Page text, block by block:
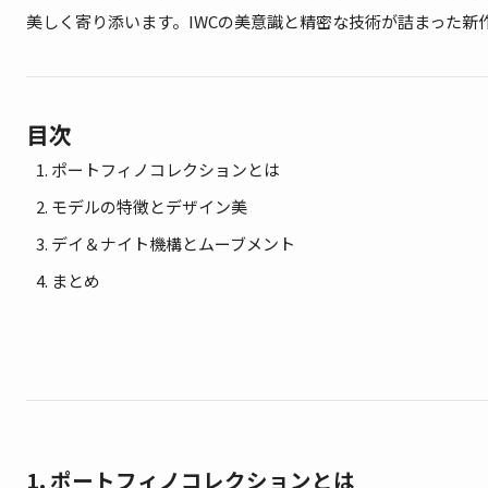
美しく寄り添います。IWCの美意識と精密な技術が詰まった新
目次
ポートフィノコレクションとは
モデルの特徴とデザイン美
デイ＆ナイト機構とムーブメント
まとめ
1. ポートフィノコレクションとは